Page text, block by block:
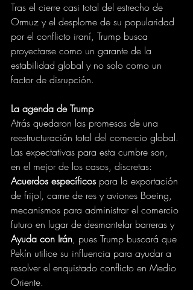
Tras el cierre casi total del estrecho de
Ormuz y el desplome de su popularidad
por el conflicto iraní, Trump busca
proyectarse como un garante de la
estabilidad global y no solo como un
factor de disrupción.
La agenda de Trump
Atrás quedaron las promesas de una
reestructuración total del comercio global.
Las expectativas para esta cumbre son,
en el mejor de los casos, discretas:
Acuerdos específicos para la exportación
de frijol, carne de res y aviones Boeing,
mecanismos para administrar el comercio
futuro en lugar de desmantelar barreras y
Ayuda con Irán, pues Trump buscará que
Pekín utilice su influencia para ayudar a
resolver el enquistado conflicto en Medio
Oriente.